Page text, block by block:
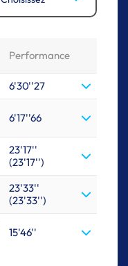
Performance
6'30''27
6'17''66
23'17''
(23'17'')
23'33''
(23'33'')
15'46''